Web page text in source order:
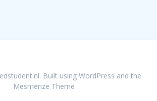
Built using WordPress and the
Mesmerize Theme